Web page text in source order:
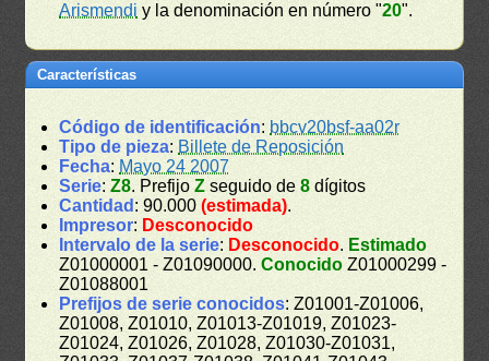
Arismendi y la denominación en número "20".
Características
Código de identificación: bbcv20bsf-aa02r
Tipo de pieza: Billete de Reposición
Fecha: Mayo 24 2007
Serie:Z8. PrefijoZ seguido de8 dígitos
Cantidad : 90.000(estimada).
Impresor: Desconocido
Intervalo de la serie: Desconocido. Estimado
Z01000001 - Z01090000.Conocido Z01000299 -
Z01088001
Prefijos de serie conocidos: Z01001-Z01006,
Z01008, Z01010, Z01013-Z01019, Z01023-
Z01024, Z01026, Z01028, Z01030-Z01031,